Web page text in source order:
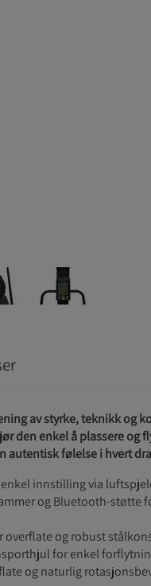
av styrke, teknikk og
den enkel å plassere og
autentisk følelse i hvert
innstilling via
og Bluetooth-støtte
overflate og robust
for enkel
og naturlig